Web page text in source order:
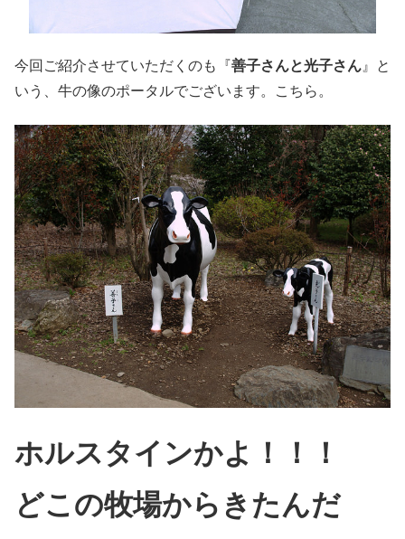
今回ご紹介させていただくのも『善子さんと光子さん 』と
いう、牛の像のポータルでございます。こちら。
ホルスタインかよ！！！
どこの牧場からきたんだ